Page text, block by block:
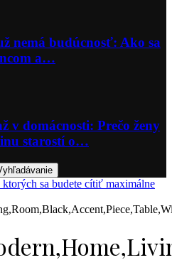
nemá budúcnosť: Ako sa
a…
v domácnosti: Prečo ženy
starostí o…
sa budete cítiť maximálne